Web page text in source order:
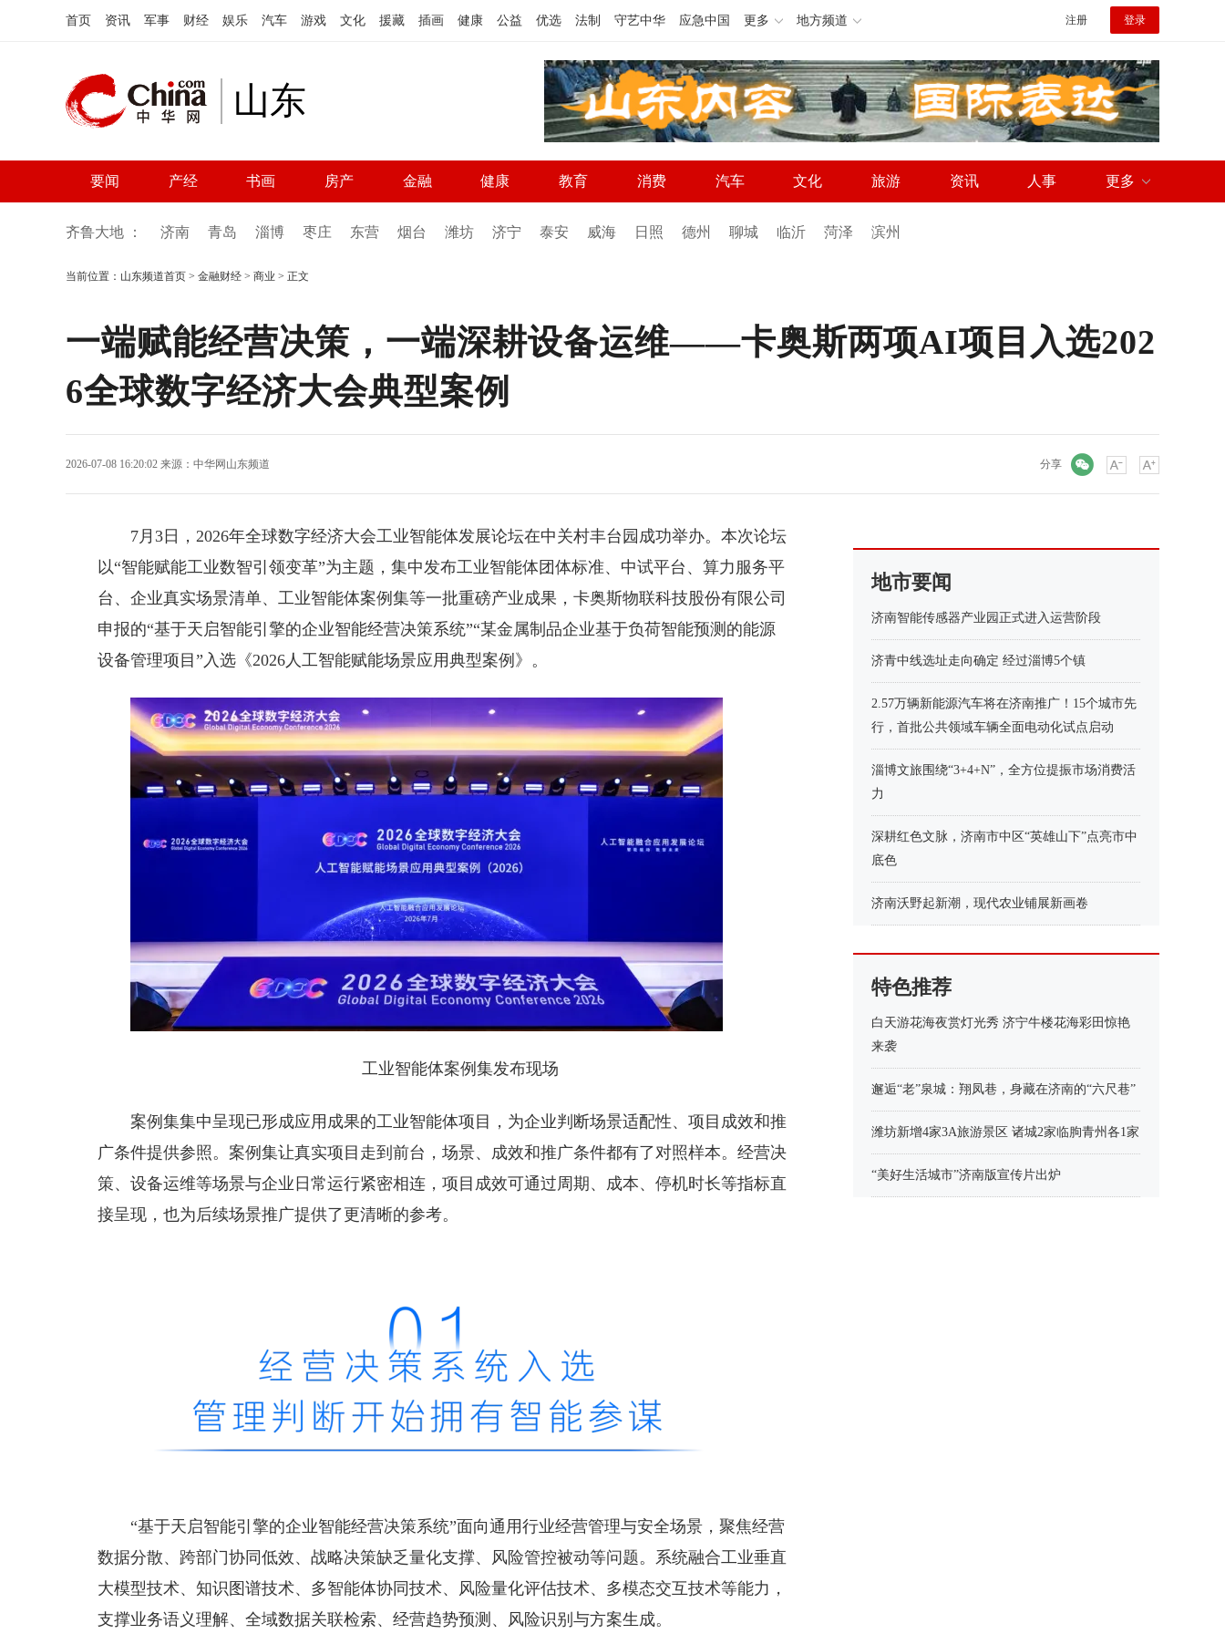
首页 资讯 军事 财经 娱乐 汽车 游戏 文化 援藏 插画 健康 公益 优选 法制 守艺中华 应急中国 更多 地方频道 注册 登录
山东
要闻 产经 书画 房产 金融 健康 教育 消费 汽车 文化 旅游 资讯 人事 更多
齐鲁大地 ： 济南 青岛 淄博 枣庄 东营 烟台 潍坊 济宁 泰安 威海 日照 德州 聊城 临沂 菏泽 滨州
当前位置： 山东频道首页 > 金融财经 > 商业 > 正文
一端赋能经营决策，一端深耕设备运维——卡奥斯两项AI项目入选202
6全球数字经济大会典型案例
2026-07-08 16:20:02 来源： 中华网山东频道 分享
7月3日，2026年全球数字经济大会工业智能体发展论坛在中关村丰台园成功举办。本次论坛
以“智能赋能工业数智引领变革”为主题，集中发布工业智能体团体标准、中试平台、算力服务平
台、企业真实场景清单、工业智能体案例集等一批重磅产业成果， 卡奥斯物联科技股份有限公司
申报的“基于天启智能引擎的企业智能经营决策系统”“某金属制品企业基于负荷智能预测的能源
设备管理项目”入选《2026人工智能赋能场景应用典型案例》。
工业智能体案例集发布现场
案例集集中呈现已形成应用成果的工业智能体项目，为企业判断场景适配性、项目成效和推
广条件提供参照。案例集让真实项目走到前台，场景、成效和推广条件都有了对照样本。经营决
策、设备运维等场景与企业日常运行紧密相连，项目成效可通过周期、成本、停机时长等指标直
接呈现，也为后续场景推广提供了更清晰的参考。
“基于天启智能引擎的企业智能经营决策系统”面向通用行业经营管理与安全场景，聚焦经营
数据分散、跨部门协同低效、战略决策缺乏量化支撑、风险管控被动等问题。系统融合工业垂直
大模型技术、知识图谱技术、多智能体协同技术、风险量化评估技术、多模态交互技术等能力，
支撑业务语义理解、全域数据关联检索、经营趋势预测、风险识别与方案生成。
地市要闻
济南智能传感器产业园正式进入运营阶段
济青中线选址走向确定 经过淄博5个镇
2.57万辆新能源汽车将在济南推广！15个城市先
行，首批公共领域车辆全面电动化试点启动
淄博文旅围绕“3+4+N”，全方位提振市场消费活
力
深耕红色文脉，济南市中区“英雄山下”点亮市中
底色
济南沃野起新潮，现代农业铺展新画卷
特色推荐
白天游花海夜赏灯光秀 济宁牛楼花海彩田惊艳
来袭
邂逅“老”泉城：翔凤巷，身藏在济南的“六尺巷”
潍坊新增4家3A旅游景区 诸城2家临朐青州各1家
“美好生活城市”济南版宣传片出炉